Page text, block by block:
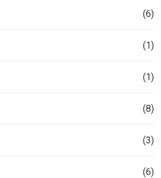
(6)
(1)
(1)
(8)
(3)
(6)